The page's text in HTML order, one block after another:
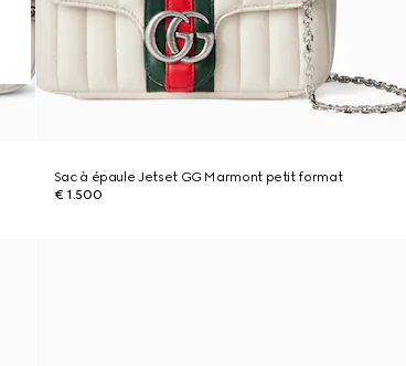
Sac à épaule Jetset GG Marmont petit format
€ 1.500